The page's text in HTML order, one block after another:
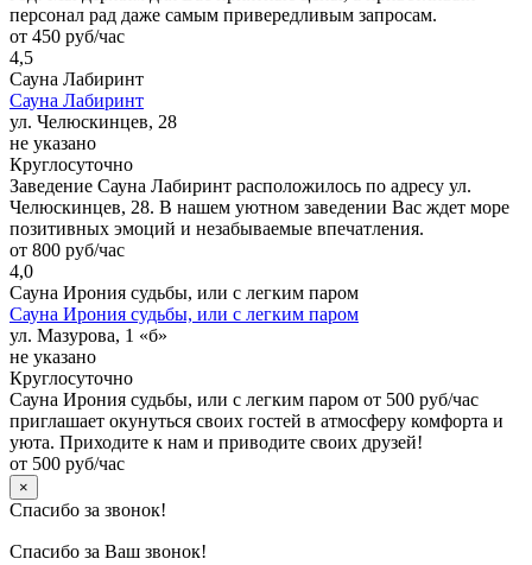
персонал рад даже самым привередливым запросам.
от 450 руб/час
4,5
Сауна Лабиринт
Сауна Лабиринт
ул. Челюскинцев, 28
не указано
Круглосуточно
Заведение Сауна Лабиринт расположилось по адресу ул.
Челюскинцев, 28. В нашем уютном заведении Вас ждет море
позитивных эмоций и незабываемые впечатления.
от 800 руб/час
4,0
Сауна Ирония судьбы, или с легким паром
Сауна Ирония судьбы, или с легким паром
ул. Мазурова, 1 «б»
не указано
Круглосуточно
Сауна Ирония судьбы, или с легким паром от 500 руб/час
приглашает окунуться своих гостей в атмосферу комфорта и
уюта. Приходите к нам и приводите своих друзей!
от 500 руб/час
×
Спасибо за звонок!
Спасибо за Ваш звонок!